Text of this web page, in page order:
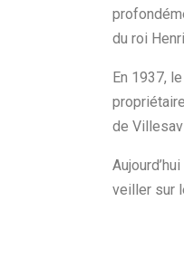
du roi
En 1937,
de
veiller sur